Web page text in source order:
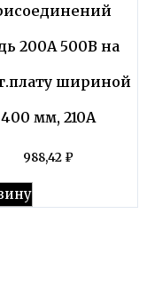
200А 500В на
шириной
400 мм, 210А
988,42 ₽